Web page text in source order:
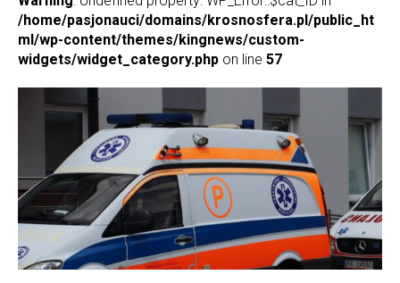
/home/pasjonauci/domains/krosnosfera.pl/public_ht
ml/wp-content/themes/kingnews/custom-
widgets/widget_category.php on line 57